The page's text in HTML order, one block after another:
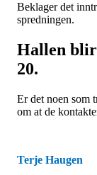
Beklager det
spredningen.
Hallen blir
20.
Er det noen som
om at de
Terje Haugen